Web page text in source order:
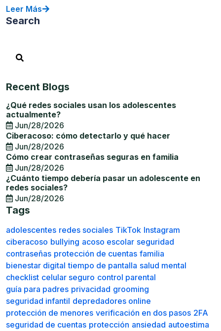
Leer Más
Search
Recent Blogs
¿Qué redes sociales usan los adolescentes
actualmente?
Jun/28/2026
Ciberacoso: cómo detectarlo y qué hacer
Jun/28/2026
Cómo crear contraseñas seguras en familia
Jun/28/2026
¿Cuánto tiempo debería pasar un adolescente en
redes sociales?
Jun/28/2026
Tags
adolescentes redes sociales TikTok Instagram
ciberacoso bullying acoso escolar seguridad
contraseñas protección de cuentas familia
bienestar digital tiempo de pantalla salud mental
checklist celular seguro control parental
guía para padres privacidad grooming
seguridad infantil depredadores online
protección de menores verificación en dos pasos 2FA
seguridad de cuentas protección ansiedad autoestima